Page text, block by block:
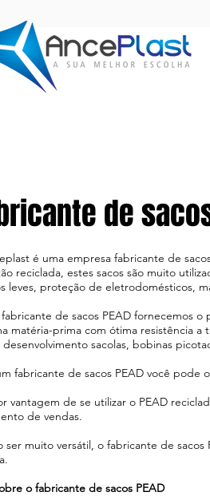
de
é uma empresa fabricante de
reciclada, estes sacos são muito
leves, proteção de eletrodomésticos,
de sacos PEAD fornecemos
matéria-prima com ótima resistência a
desenvolvimento sacolas, bobinas
fabricante de sacos PEAD você
vantagem de se utilizar o PEAD
de vendas.
ser muito versátil, o fabricante de
o fabricante de sacos PEAD